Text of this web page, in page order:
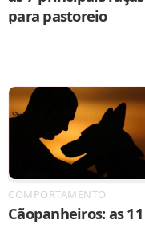
para pastoreio
COMPORTAMENTO
Cãopanheiros: as 11